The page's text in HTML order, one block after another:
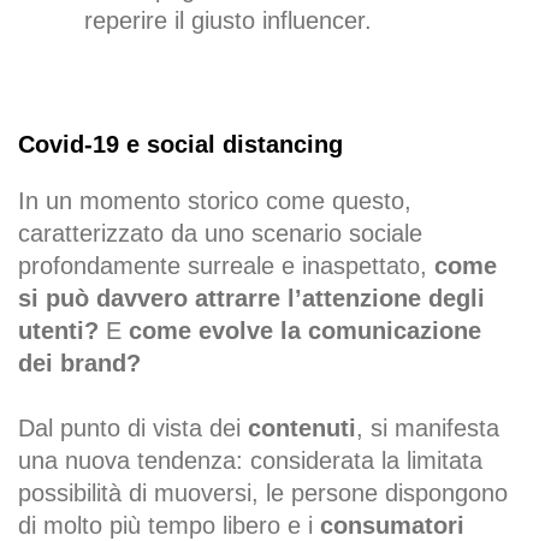
reperire il giusto influencer.
Covid-19 e social distancing
In un momento storico come questo,
caratterizzato da uno scenario sociale
profondamente surreale e inaspettato, come
si può davvero attrarre l’attenzione degli
utenti? E come evolve la comunicazione
dei brand?
Dal punto di vista dei contenuti, si manifesta
una nuova tendenza: considerata la limitata
possibilità di muoversi, le persone dispongono
di molto più tempo libero e i consumatori